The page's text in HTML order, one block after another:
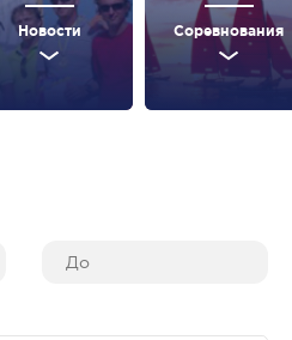
Новости Соревнования